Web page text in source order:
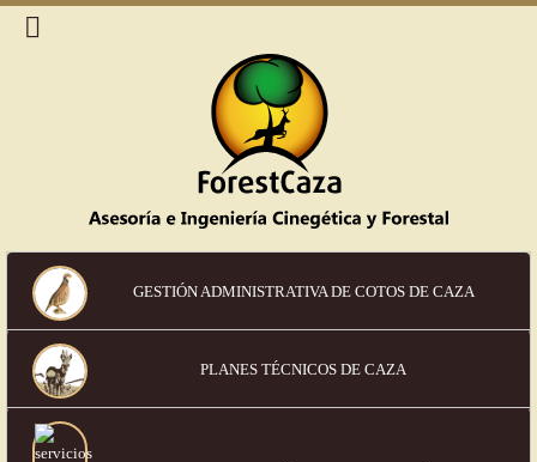
GESTIÓN ADMINISTRATIVA DE COTOS DE CAZA
PLANES TÉCNICOS DE CAZA